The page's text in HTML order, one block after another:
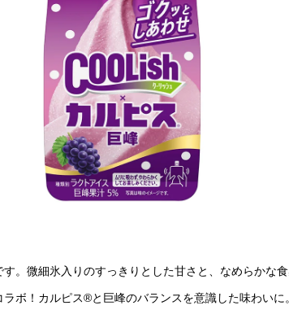
す。微細氷入りのすっきりとした甘さと、なめらかな
ボ！ カルピス®と巨峰のバランスを意識した味わいに。